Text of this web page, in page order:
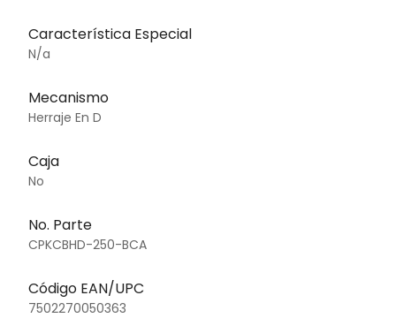
Característica Especial
N/a
Mecanismo
Herraje En D
Caja
No
No. Parte
CPKCBHD-250-BCA
Código EAN/UPC
7502270050363